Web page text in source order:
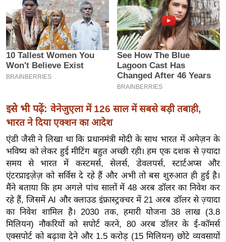
पे
प
र
मि
सा
बे
मि
सा
ल
श
ख्सि
य
त
यं
ग
इसे भी पढ़ें: वेनेजुएला में 126 साल में सबसे बड़ी तबाही,
भारत ने दिया एक्शन का आदेश
एंडी जैसी ने लिखा था कि प्रधानमंत्री मोदी के साथ भारत में अमेज़न के
भविष्य को लेकर हुई मीटिंग बहुत अच्छी रही। हम एक दशक से ज़्यादा
समय से भारत में कस्टमर्स, सेलर्स, डेवलपर्स, स्टार्टअप्स और
एंटरप्राइज़ेज़ को सर्विस दे रहे हैं और अभी तो बस शुरुआत ही हुई है।
मैंने बताया कि हम अगले पांच सालों में 48 अरब डॉलर का निवेश कर
रहे हैं, जिसमें AI और क्लाउड इंफ्रास्ट्रक्चर में 21 अरब डॉलर से ज़्यादा
का निवेश शामिल है। 2030 तक, हमारी योजना 38 लाख (3.8
मिलियन) नौकरियों को सपोर्ट करने, 80 अरब डॉलर के ई-कॉमर्स
एक्सपोर्ट को बढ़ावा देने और 1.5 करोड़ (15 मिलियन) छोटे व्यवसायों